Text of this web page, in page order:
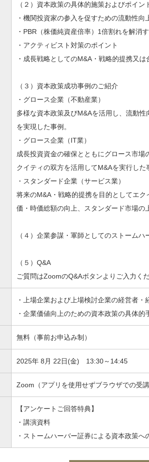
（２）資本政策の具体的施策およびポイン
・機関投資家の参入を促すための流動性向
・PBR（株価純資産倍率）1倍割れを解消
・アクティビスト対策のポイント
・成長戦略としてのM&A・戦略的提携又
（３）資本政策成功事例のご紹介
・グロース企業（不動産業）
多様な資本政策及びM&Aを活用し、流動
を実現した事例。
・グロース企業（IT業）
成長投資資金の確保とともにグロース市
クイティの双方を活用してM&Aを実行した
・スタンダード企業（サービス業）
将来のM&A・戦略的提携を目的としてエ
価・時価総額の向上、スタンダード市場の
（４）企業参謀・軍師としてのストームハ
（５）Q&A
ご質問はZoomのQ&Aボタンよりご入力く
・上場企業および上場検討企業の経営者
・企業価値向上のための資本政策の具体的
無料（事前お申込み制）
2025年 8月 22日(金) 13:30～14:45
Zoom（アプリを使用せずブラウザでの受
【アンケートご回答特典】
・講演資料
・ストームハーバー証券による資本政策